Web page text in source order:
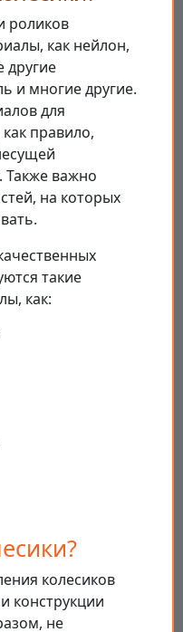
роликов
как нейлон,
другие
и многие другие.
для
правило,
Также важно
на которых
такие
как:
колесиков
конструкции
не